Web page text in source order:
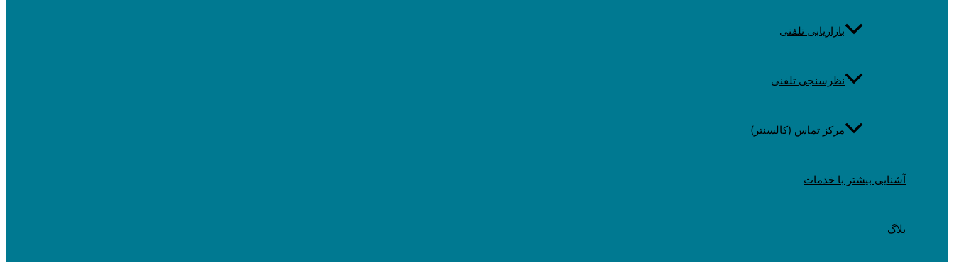
بازاریابی تلفنی
نظرسنجی تلفنی
مرکز تماس (کالسنتر)
آشنایی بیشتر با خدمات
بلاگ